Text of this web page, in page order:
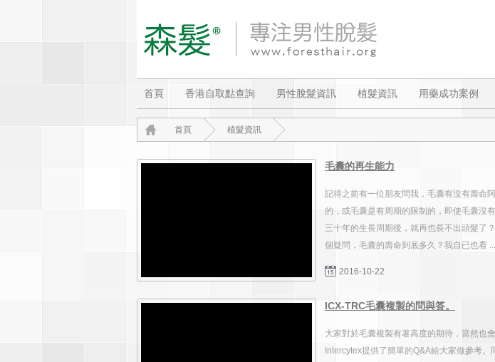
首頁 香港自取點查詢 男性脫髮資訊 植髮資訊 用藥成功案例
首頁 植髮資訊
毛囊的再生能力
記得之前有一位朋友問我，毛囊有沒有壽命
的，或毛囊是有周期的限制的，即使毛囊沒
三十年的生長周期後，就再也長不出頭髮了
個疑問，毛囊的壽命到底多久？我自已也看
2016-10-22
ICX-TRC毛囊複製的問與答。
大家對於毛囊複製有著高度的期待，當然也
Intercytex提供了簡單的Q&A給大家做參考